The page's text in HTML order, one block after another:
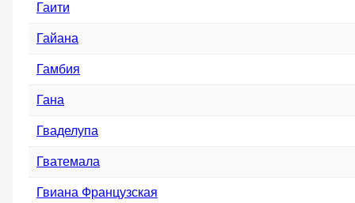
Гаити
Гайана
Гамбия
Гана
Гваделупа
Гватемала
Гвиана Французская